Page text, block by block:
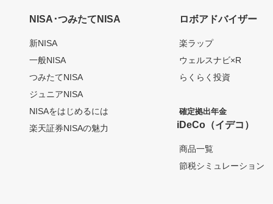
NISA･つみたてNISA
新NISA
一般NISA
つみたてNISA
ジュニアNISA
NISAをはじめるには
楽天証券NISAの魅力
ロボアドバイザー
楽ラップ
ウェルスナビ×R
らくらく投資
確定拠出年金
iDeCo（イデコ）
商品一覧
節税シミュレーション